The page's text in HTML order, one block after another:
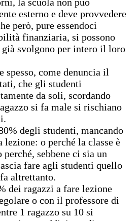
esterno e deve provvedere
però, pure essendoci
finanziaria, si possono
svolgono per intero il loro
spesso, come denuncia il
che gli studenti
da soli, scordando
si fa male si rischiano
degli studenti, mancando
o perché la classe è
sebbene ci sia un
fare agli studenti quello
altrettanto.
dei ragazzi a fare lezione
o con il professore di
1 ragazzo su 10 si